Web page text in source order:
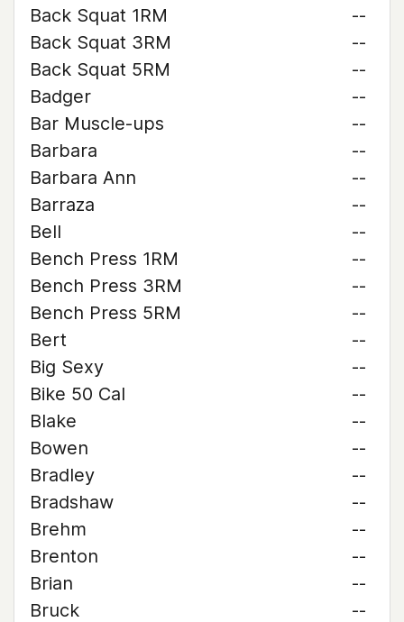
Back Squat 1RM
--
Back Squat 3RM
--
Back Squat 5RM
--
Badger
--
Bar Muscle-ups
--
Barbara
--
Barbara Ann
--
Barraza
--
Bell
--
Bench Press 1RM
--
Bench Press 3RM
--
Bench Press 5RM
--
Bert
--
Big Sexy
--
Bike 50 Cal
--
Blake
--
Bowen
--
Bradley
--
Bradshaw
--
Brehm
--
Brenton
--
Brian
--
Bruck
--